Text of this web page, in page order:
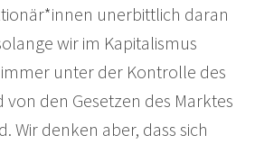
unerbittlich daran
wir im Kapitalismus
unter der Kontrolle des
von den Gesetzen des Marktes
Wir denken aber, dass sich